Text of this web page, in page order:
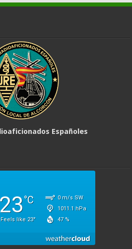
Españoles